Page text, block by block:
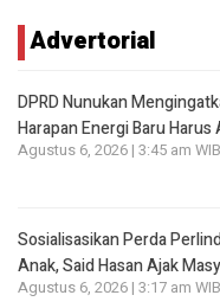
Advertorial
DPRD Nunukan
Harapan Energi Baru
Agustus 6, 2026 | 3:45 am WIB
Sosialisasikan Perda
Anak, Said Hasan Ajak
Agustus 6, 2026 | 3:17 am WIB